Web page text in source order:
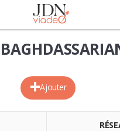
Ajouter